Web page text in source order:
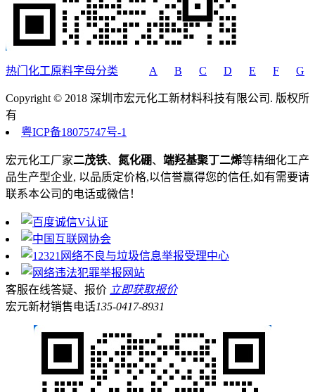
热门化工原料字母分类 A B C D E F G
Copyright © 2018 深圳市宏元化工新材料科技有限公司. 版权所
有
粤ICP备18075747号-1
宏元化工厂家二茂铁、 氮化硼、 端羟基聚丁二烯等精细化工产
品生产型企业, 以品质定价格,以信誉赢得您的信任,如有需要请
联系本公司的电话或微信！
客服在线答疑、报价 立即获取报价
宏元新材销售电话135-0417-8931